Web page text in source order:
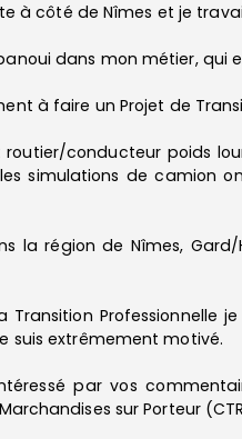
à côté de Nîmes et je
dans mon métier,
à faire un Projet de
routier/conducteur poids
simulations de camion
la région de Nîmes,
Transition Professionnelle
suis extrêmement motivé.
par vos
sur Porteur